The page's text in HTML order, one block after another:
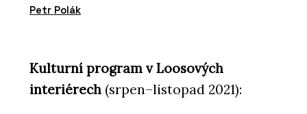
Petr Polák
Kulturní program v Loosových
interiérech (srpen–listopad 2021):